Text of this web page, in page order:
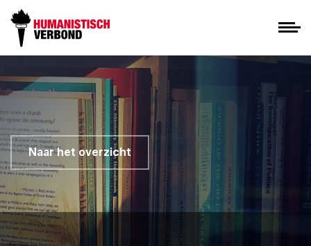
Naar het overzicht